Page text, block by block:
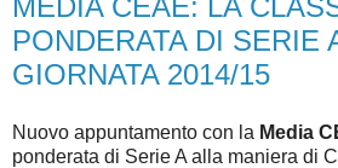
PONDERATA DI SERIE
GIORNATA 2014/15
Nuovo appuntamento con la Media
ponderata di Serie A alla maniera di